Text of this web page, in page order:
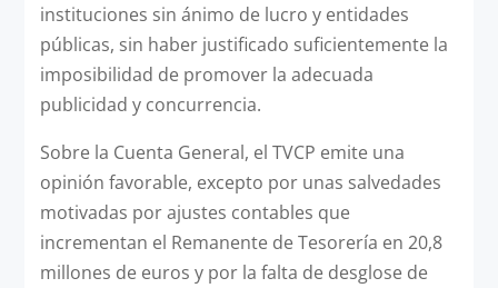
instituciones sin ánimo de lucro y entidades
públicas, sin haber justificado suficientemente la
imposibilidad de promover la adecuada
publicidad y concurrencia.
Sobre la Cuenta General, el TVCP emite una
opinión favorable, excepto por unas salvedades
motivadas por ajustes contables que
incrementan el Remanente de Tesorería en 20,8
millones de euros y por la falta de desglose de